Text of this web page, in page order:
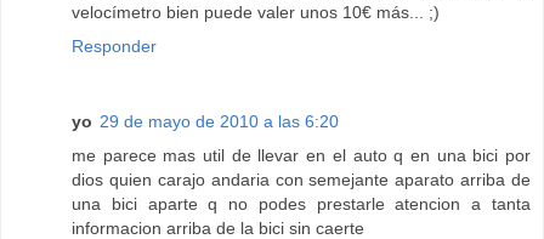
velocímetro bien puede valer unos 10€ más... ;)
Responder
yo 29 de mayo de 2010 a las 6:20
me parece mas util de llevar en el auto q en una bici por
dios quien carajo andaria con semejante aparato arriba de
una bici aparte q no podes prestarle atencion a tanta
informacion arriba de la bici sin caerte